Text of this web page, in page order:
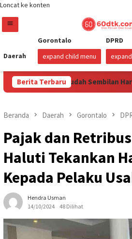
Loncat ke konten
Daerah
Gorontalo
expand child menu
DPRD
Berita Terbaru
2026 Sudah Sembilan Hari
Beranda Daerah Gorontalo
Pajak dan
Haluti Tekankan
Kepada Pelaku
Hendra Usman
14/10/2024
48 Dilihat